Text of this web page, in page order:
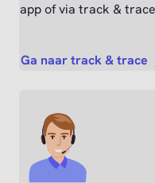
app of via track &
Ga naar track & trace